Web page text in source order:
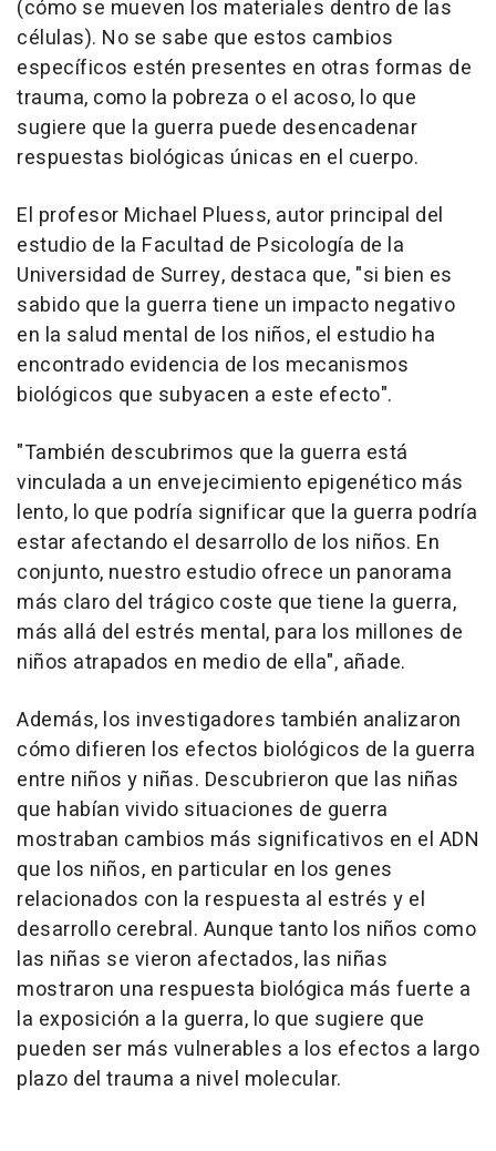
(cómo se mueven los materiales dentro de las
células). No se sabe que estos cambios
específicos estén presentes en otras formas de
trauma, como la pobreza o el acoso, lo que
sugiere que la guerra puede desencadenar
respuestas biológicas únicas en el cuerpo.
El profesor Michael Pluess, autor principal del
estudio de la Facultad de Psicología de la
Universidad de Surrey, destaca que, "si bien es
sabido que la guerra tiene un impacto negativo
en la salud mental de los niños, el estudio ha
encontrado evidencia de los mecanismos
biológicos que subyacen a este efecto".
"También descubrimos que la guerra está
vinculada a un envejecimiento epigenético más
lento, lo que podría significar que la guerra podría
estar afectando el desarrollo de los niños. En
conjunto, nuestro estudio ofrece un panorama
más claro del trágico coste que tiene la guerra,
más allá del estrés mental, para los millones de
niños atrapados en medio de ella", añade.
Además, los investigadores también analizaron
cómo difieren los efectos biológicos de la guerra
entre niños y niñas. Descubrieron que las niñas
que habían vivido situaciones de guerra
mostraban cambios más significativos en el ADN
que los niños, en particular en los genes
relacionados con la respuesta al estrés y el
desarrollo cerebral. Aunque tanto los niños como
las niñas se vieron afectados, las niñas
mostraron una respuesta biológica más fuerte a
la exposición a la guerra, lo que sugiere que
pueden ser más vulnerables a los efectos a largo
plazo del trauma a nivel molecular.